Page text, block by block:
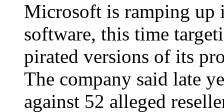
Microsoft is ramping up
software, this time
pirated versions of its
The company said late
against 52 alleged